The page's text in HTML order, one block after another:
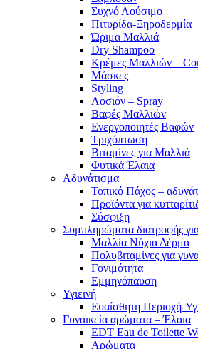
Συχνό Λούσιμο
Πιτυρίδα-Ξηροδερμία
Ώριμα Μαλλιά
Dry Shampoo
Κρέμες Μαλλιών –
Μάσκες
Styling
Λοσιόν – Spray
Βαφές Μαλλιών
Ενεργοποιητές Βαφών
Τριχόπτωση
Βιταμίνες για Μαλλιά
Φυτικά Έλαια
Αδυνάτισμα
Τοπικό Πάχος –
Προϊόντα για
Σύσφιξη
Συμπληρώματα διατροφής
Μαλλία Νύχια Δέρμα
Πολυβιταμίνες για
Γονιμότητα
Εμμηνόπαυση
Υγιεινή
Ευαίσθητη Περιοχή-
Γυναικεία αρώματα – Έλαια
EDT Eau de Toilette
Αρώματα